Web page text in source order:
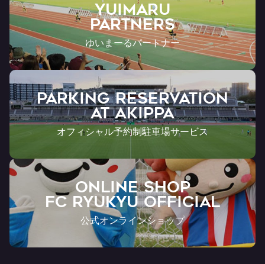
YUIMARU
Partners
ゆいまーるパートナー
PARKING RESERVATION
AT Akippa
オフィシャル予約制駐車場サービス
ONLINE SHOP
FC RYUKYU OFFICIAL
公式オンラインショップ